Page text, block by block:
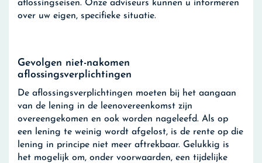
aflossingseisen. Onze adviseurs kunnen u informeren
over uw eigen, specifieke situatie.
Gevolgen niet-nakomen
aflossingsverplichtingen
De aflossingsverplichtingen moeten bij het aangaan
van de lening in de leenovereenkomst zijn
overeengekomen en ook worden nageleefd. Als op
een lening te weinig wordt afgelost, is de rente op die
lening in principe niet meer aftrekbaar. Gelukkig is
het mogelijk om, onder voorwaarden, een tijdelijke